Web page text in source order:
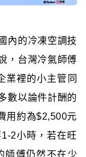
內的冷凍空調技
，台灣冷氣師傅
業裡的小主管同
數以論件計酬的
用約為$2,500元
2小時，若在旺
師傅仍然不在少